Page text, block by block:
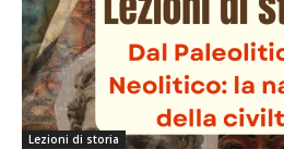
Lezioni di storia